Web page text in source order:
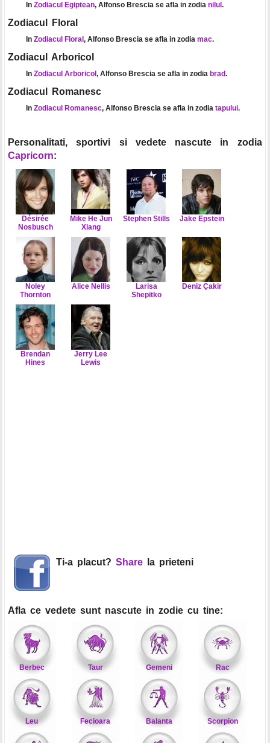
In Zodiacul Egiptean, Alfonso Brescia se afla in zodia nilul .
Zodiacul Floral
In Zodiacul Floral , Alfonso Brescia se afla in zodia mac.
Zodiacul Arboricol
In Zodiacul Arboricol , Alfonso Brescia se afla in zodia brad.
Zodiacul Romanesc
In Zodiacul Romanesc, Alfonso Brescia se afla in zodia tapului.
Personalitati, sportivi si vedete nascute in zodia
Capricorn:
Désirée
Nosbusch
Mike He Jun
Xiang
Stephen Stills Jake Epstein
Noley
Thornton
Alice Nellis
Larisa
Shepitko
Deniz Çakir
Brendan
Hines
Jerry Lee
Lewis
Ti-a placut? Share la prieteni
Afla ce vedete sunt nascute in zodie cu tine:
Berbec Taur Gemeni Rac
Leu Fecioara Balanta Scorpion